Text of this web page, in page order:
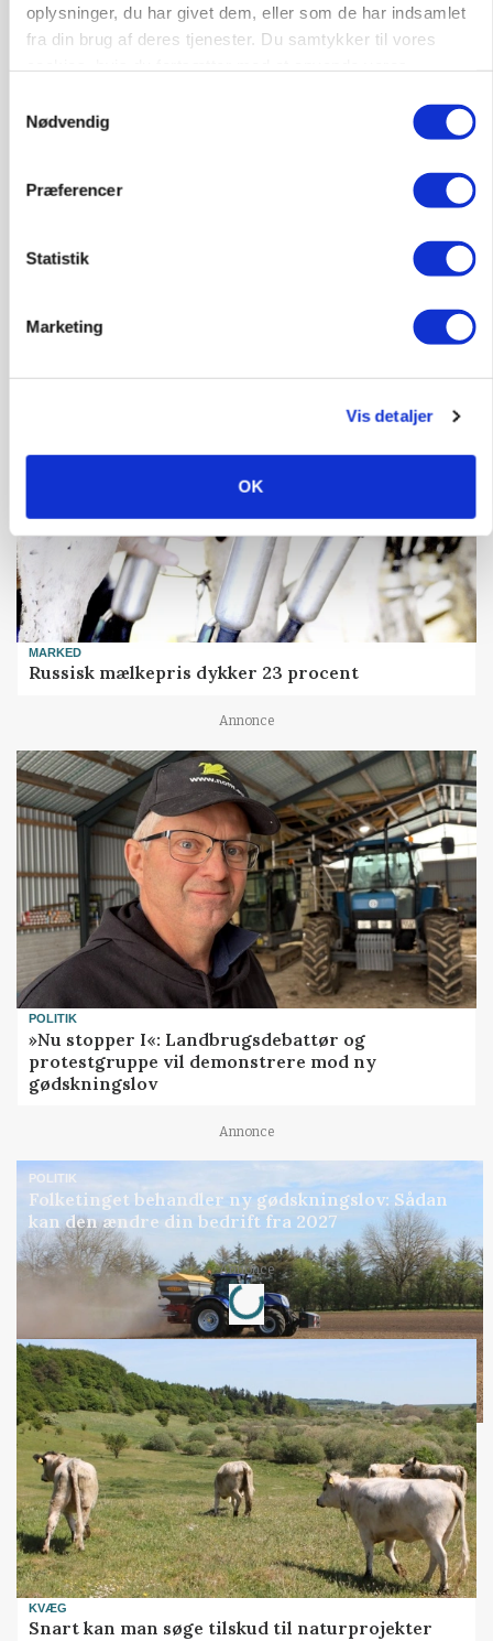
oplysninger, du har givet dem, eller som de har indsamlet
fra din brug af deres tjenester. Du samtykker til vores
Nødvendig
Præferencer
Statistik
Marketing
Vis detaljer
OK
GRISE
Rådgiver om DB-Tjek: Små justeringer kan give
MARKED
Russisk mælkepris dykker 23 procent
Annonce
POLITIK
»Nu stopper I«: Landbrugsdebattør og
protestgruppe vil demonstrere mod ny
gødskningslov
Annonce
POLITIK
Folketinget behandler ny gødskningslov: Sådan
kan den ændre din bedrift fra 2027
Annonce
Loading...
KVÆG
Snart kan man søge tilskud til naturprojekter